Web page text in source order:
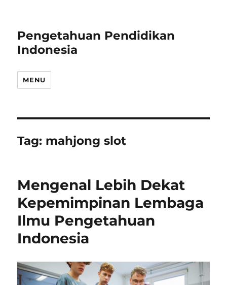
Pengetahuan Pendidikan
Indonesia
MENU
Tag: mahjong slot
Mengenal Lebih Dekat
Kepemimpinan Lembaga
Ilmu Pengetahuan
Indonesia